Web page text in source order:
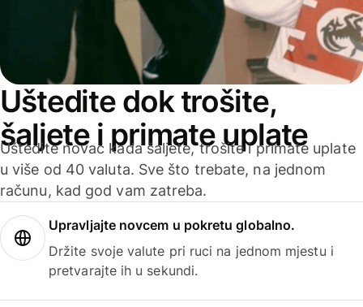
Uštedite dok trošite,
šaljete i primate uplate
Uštedite novac kada šaljete, trošite i primate uplate
u više od 40 valuta. Sve što trebate, na jednom
računu, kad god vam zatreba.
Upravljajte novcem u pokretu globalno.
Držite svoje valute pri ruci na jednom mjestu i
pretvarajte ih u sekundi.